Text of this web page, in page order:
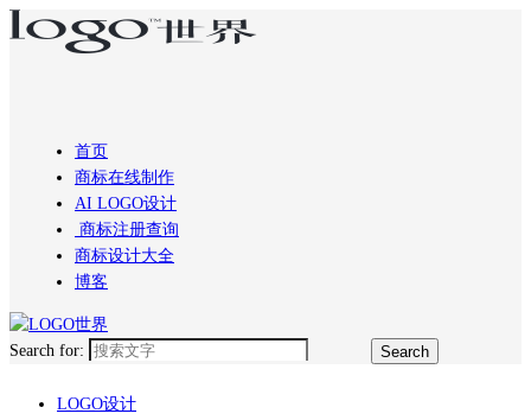
首页
商标在线制作
AI LOGO设计
商标注册查询
商标设计大全
博客
Search for:
LOGO设计